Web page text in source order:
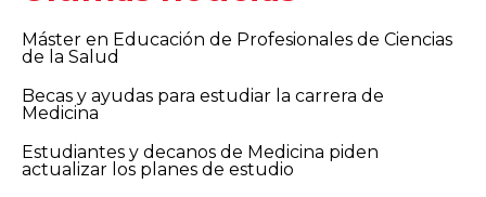
Máster en Educación de Profesionales de Ciencias
de la Salud
Becas y ayudas para estudiar la carrera de
Medicina
Estudiantes y decanos de Medicina piden
actualizar los planes de estudio